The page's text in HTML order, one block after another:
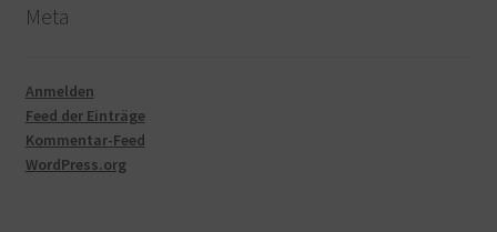
Meta
Anmelden
Feed der Einträge
Kommentar-Feed
WordPress.org